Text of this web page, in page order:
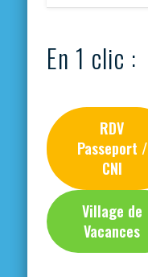
En 1 clic :
RDV
Passeport /
CNI
Village de
Vacances